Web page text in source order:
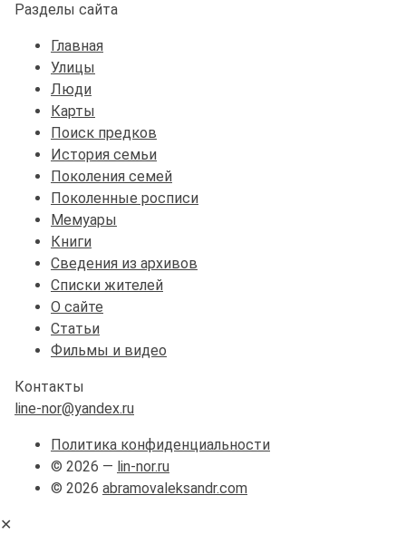
Разделы сайта
Главная
Улицы
Люди
Карты
Поиск предков
История семьи
Поколения семей
Поколенные росписи
Мемуары
Книги
Сведения из архивов
Списки жителей
О сайте
Статьи
Фильмы и видео
Контакты
line-nor@yandex.ru
Политика конфиденциальности
© 2026 — lin-nor.ru
© 2026 abramovaleksandr.com
✕